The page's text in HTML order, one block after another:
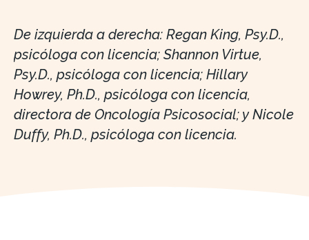
De izquierda a derecha: Regan King, Psy.D.,
psicóloga con licencia; Shannon Virtue,
Psy.D., psicóloga con licencia; Hillary
Howrey, Ph.D., psicóloga con licencia,
directora de Oncología Psicosocial; y Nicole
Duffy, Ph.D., psicóloga con licencia.